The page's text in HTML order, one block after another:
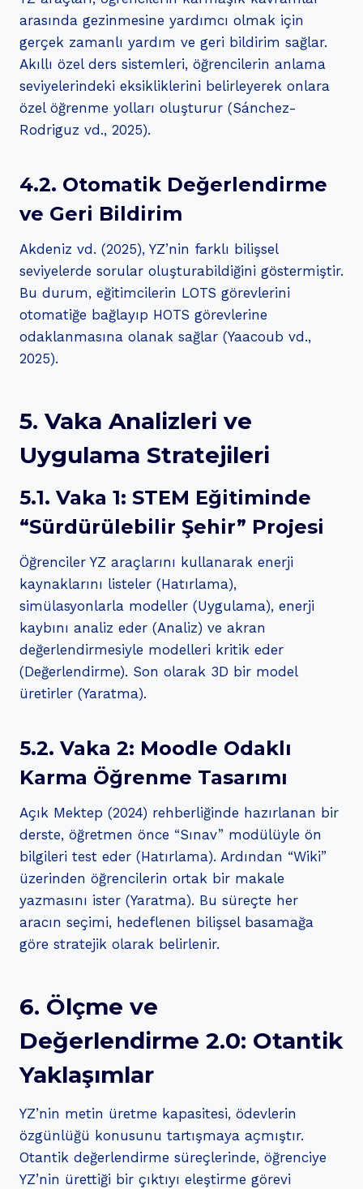
arasında gezinmesine yardımcı olmak için
gerçek zamanlı yardım ve geri bildirim sağlar.
Akıllı özel ders sistemleri, öğrencilerin anlama
seviyelerindeki eksikliklerini belirleyerek onlara
özel öğrenme yolları oluşturur (Sánchez-
Rodriguz vd., 2025).
4.2. Otomatik Değerlendirme
ve Geri Bildirim
Akdeniz vd. (2025), YZ’nin farklı bilişsel
seviyelerde sorular oluşturabildiğini göstermiştir.
Bu durum, eğitimcilerin LOTS görevlerini
otomatiğe bağlayıp HOTS görevlerine
odaklanmasına olanak sağlar (Yaacoub vd.,
2025).
5. Vaka Analizleri ve
Uygulama Stratejileri
5.1. Vaka 1: STEM Eğitiminde
“Sürdürülebilir Şehir” Projesi
Öğrenciler YZ araçlarını kullanarak enerji
kaynaklarını listeler (Hatırlama),
simülasyonlarla modeller (Uygulama), enerji
kaybını analiz eder (Analiz) ve akran
değerlendirmesiyle modelleri kritik eder
(Değerlendirme). Son olarak 3D bir model
üretirler (Yaratma).
5.2. Vaka 2: Moodle Odaklı
Karma Öğrenme Tasarımı
Açık Mektep (2024) rehberliğinde hazırlanan bir
derste, öğretmen önce “Sınav” modülüyle ön
bilgileri test eder (Hatırlama). Ardından “Wiki”
üzerinden öğrencilerin ortak bir makale
yazmasını ister (Yaratma). Bu süreçte her
aracın seçimi, hedeflenen bilişsel basamağa
göre stratejik olarak belirlenir.
6. Ölçme ve
Değerlendirme 2.0: Otantik
Yaklaşımlar
YZ’nin metin üretme kapasitesi, ödevlerin
özgünlüğü konusunu tartışmaya açmıştır.
Otantik değerlendirme süreçlerinde, öğrenciye
YZ’nin ürettiği bir çıktıyı eleştirme görevi